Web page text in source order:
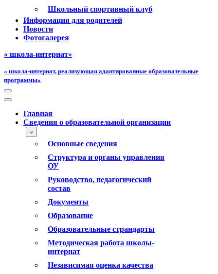
Школьный спортивный клуб
Информация для родителей
Новости
Фотогалерея
« школа-интернат»
« школа-интернат, реализующая адаптированные образовательные
программы»
Меню
навигации
Меню
навигацииГлавная
Сведения о образовательной организации
Основные сведения
Структура и органы управления
ОУ
Руководство, педагогический
состав
Документы
Образование
Образовательные страндарты
Методическая работа школы-
интернат
Независимая оценка качества